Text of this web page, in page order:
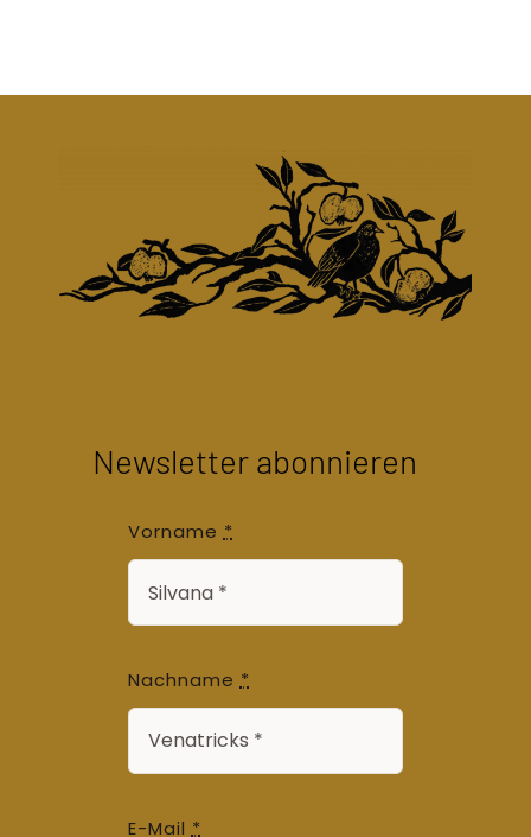
Newsletter abonnieren
Vorname*
Nachname *
E-Mail *